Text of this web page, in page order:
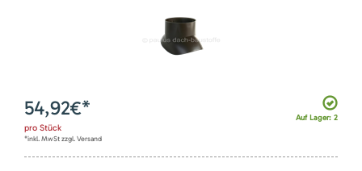
Auf Lager: 2
54,92€*
pro Stück
*inkl. MwSt zzgl. Versand